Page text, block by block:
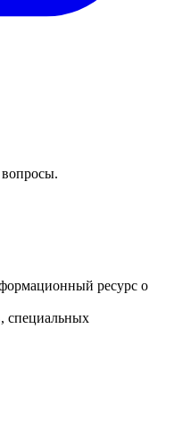
ресурс о
специальных